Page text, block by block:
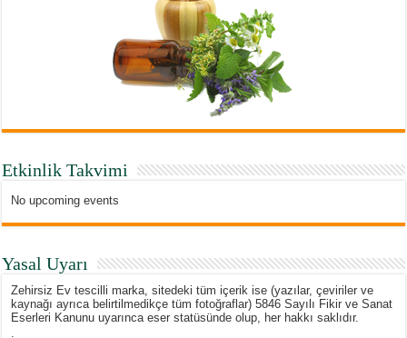
Etkinlik Takvimi
No upcoming events
Yasal Uyarı
Zehirsiz Ev tescilli marka, sitedeki tüm içerik ise (yazılar, çeviriler ve
kaynağı ayrıca belirtilmedikçe tüm fotoğraflar) 5846 Sayılı Fikir ve Sanat
Eserleri Kanunu uyarınca eser statüsünde olup, her hakkı saklıdır.